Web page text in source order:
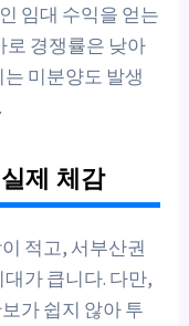
임대 수익을 얻는
로 경쟁률은 낮아
미분양도 발생
제 체감
적고, 서부산권
가 큽니다. 다만,
가 쉽지 않아 투